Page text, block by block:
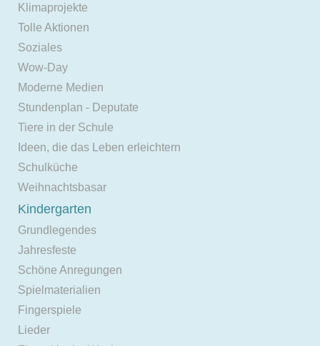
Klimaprojekte
Tolle Aktionen
Soziales
Wow-Day
Moderne Medien
Stundenplan - Deputate
Tiere in der Schule
Ideen, die das Leben erleichtern
Schulküche
Weihnachtsbasar
Kindergarten
Grundlegendes
Jahresfeste
Schöne Anregungen
Spielmaterialien
Fingerspiele
Lieder